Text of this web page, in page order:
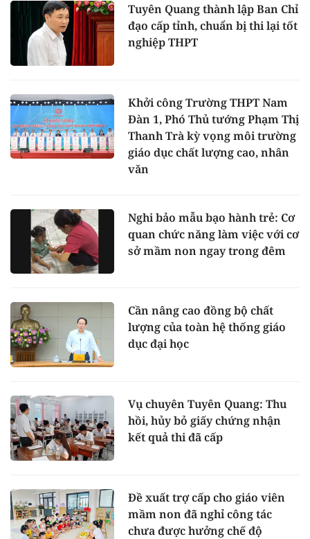
Tuyên Quang thành lập Ban Chỉ
đạo cấp tỉnh, chuẩn bị thi lại tốt
nghiệp THPT
Khởi công Trường THPT Nam
Đàn 1, Phó Thủ tướng Phạm Thị
Thanh Trà kỳ vọng môi trường
giáo dục chất lượng cao, nhân
văn
Nghi bảo mẫu bạo hành trẻ: Cơ
quan chức năng làm việc với cơ
sở mầm non ngay trong đêm
Cần nâng cao đồng bộ chất
lượng của toàn hệ thống giáo
dục đại học
Vụ chuyên Tuyên Quang: Thu
hồi, hủy bỏ giấy chứng nhận
kết quả thi đã cấp
Đề xuất trợ cấp cho giáo viên
mầm non đã nghỉ công tác
chưa được hưởng chế độ